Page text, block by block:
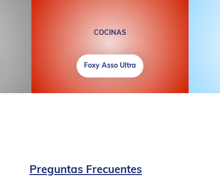
COCINAS
Foxy Asso Ultra
Preguntas Frecuentes